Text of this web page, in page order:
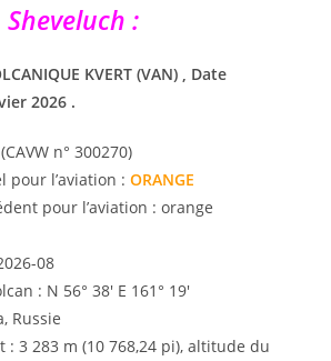
:
KVERT (VAN) , Date
2026 .
n° 300270)
pour l’aviation :ORANGE
pour l’aviation : orange
08
: N 56° 38′ E 161° 19′
Russie
3 283 m (10 768,24 pi), altitude du